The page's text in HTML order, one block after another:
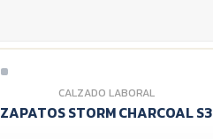
CALZADO LABORAL
ZAPATOS STORM CHARCOAL S3